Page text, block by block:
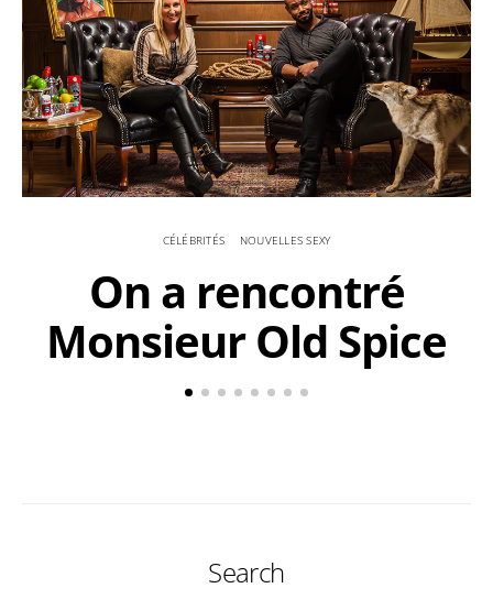
CÉLÉBRITÉS NOUVELLES SEXY
On a rencontré
Monsieur Old Spice
Search